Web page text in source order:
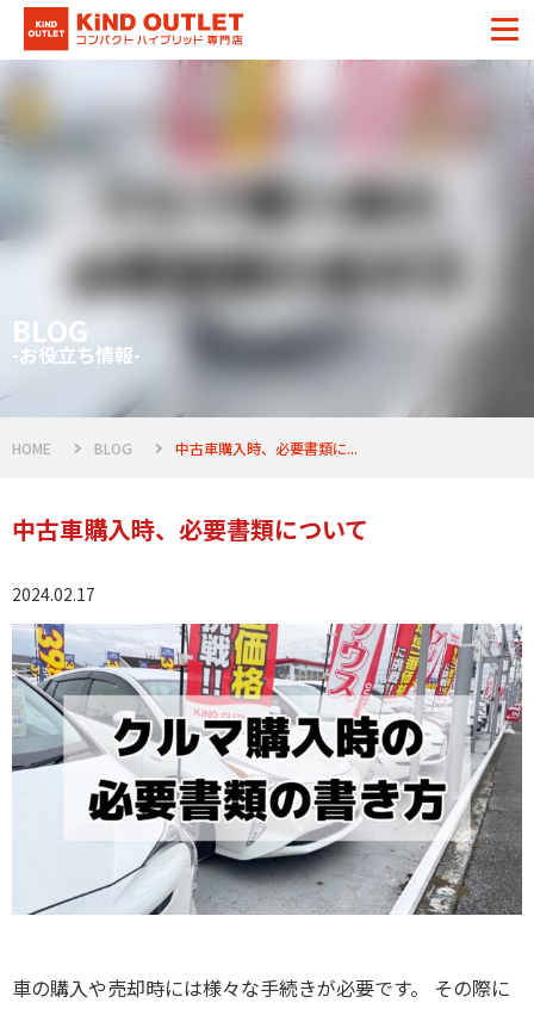
BLOG
-お役立ち情報-
HOME BLOG 中古車購入時、必要書類に...
中古車購入時、必要書類について
2024.02.17
車の購入や売却時には様々な手続きが必要です。 その際に